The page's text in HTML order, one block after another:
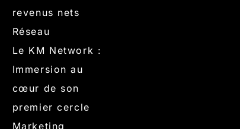
revenus nets
Réseau
Le KM Network :
Immersion au
cœur de son
premier cercle
Marketing